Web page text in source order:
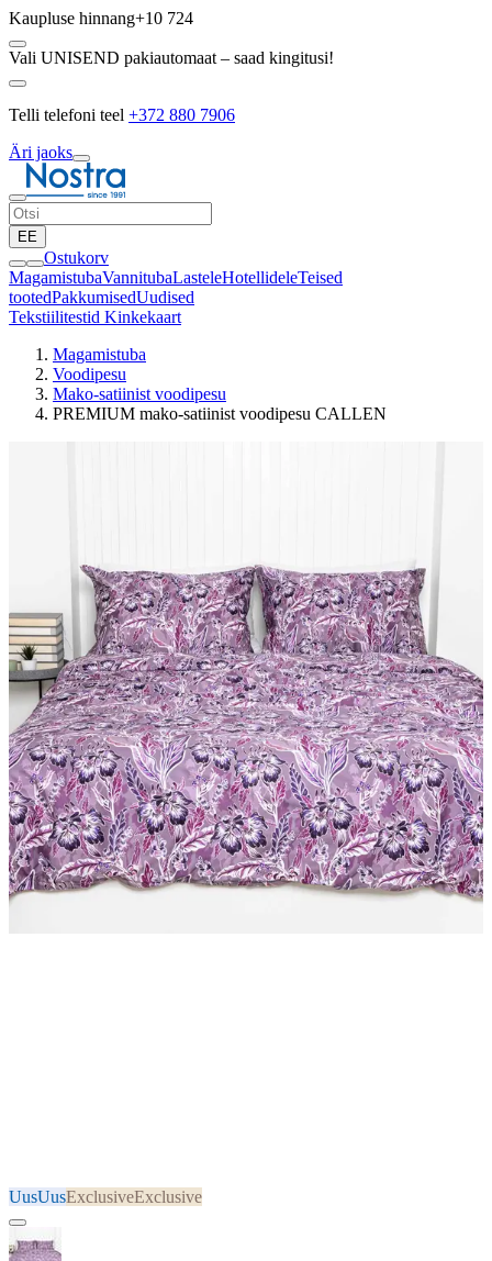
Kaupluse hinnang+10 724
Vali UNISEND pakiautomaat – saad kingitusi!
Telli telefoni teel +372 880 7906
Äri jaoks
EE
Ostukorv
MagamistubaVannitubaLasteleHotellideleTeised
tootedPakkumisedUudised
Tekstiilitestid Kinkekaart
Magamistuba
Voodipesu
Mako-satiinist voodipesu
PREMIUM mako-satiinist voodipesu CALLEN
UusUusExclusiveExclusive